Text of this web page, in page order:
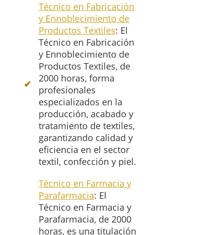
Técnico en Fabricación
y Ennoblecimiento de
Productos Textiles: El
Técnico en Fabricación
y Ennoblecimiento de
Productos Textiles, de
2000 horas, forma
profesionales
especializados en la
producción, acabado y
tratamiento de textiles,
garantizando calidad y
eficiencia en el sector
textil, confección y piel.
Técnico en Farmacia y
Parafarmacia: El
Técnico en Farmacia y
Parafarmacia, de 2000
horas, es una titulación